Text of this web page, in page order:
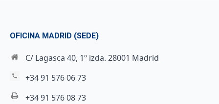
OFICINA MADRID (SEDE)
C/ Lagasca 40, 1º izda. 28001 Madrid
+34 91 576 06 73
+34 91 576 08 73